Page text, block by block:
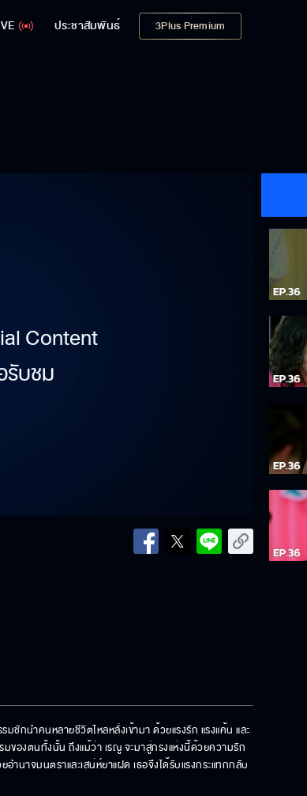
ประชาสัมพันธ์ 3Plus Premium
Content
รับชม
ชักนำคนหลายชีวิตไหลหลั่งเข้ามา ด้วยแรงรัก แรงแค้น และ
ของตนทั้งนั้น ถึงแม้ว่า เรณู จะมาสู่กรงแห่งนี้ด้วยความรัก
นาจมนตราและเสน่ห์ยาแฝด เธอจึงได้รับแรงกระแทกกลับ